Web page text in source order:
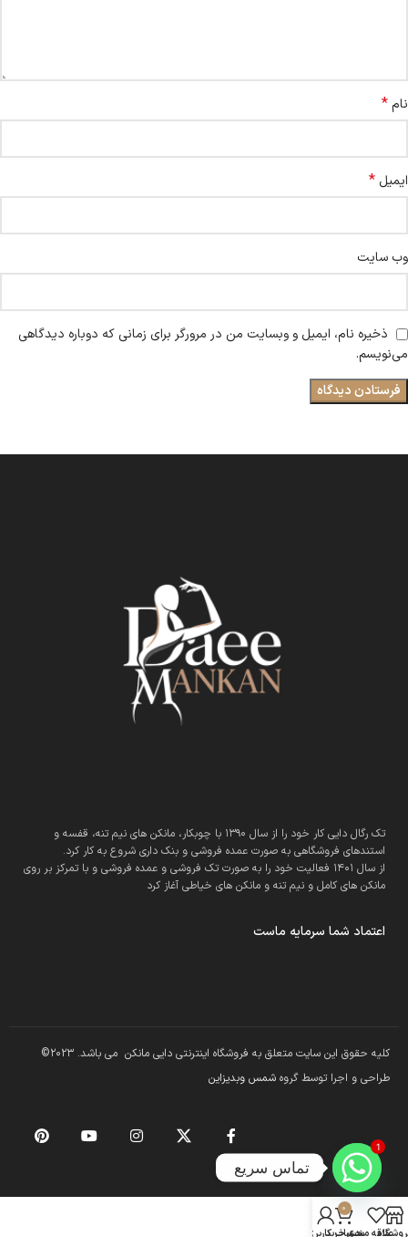
نام*
ایمیل *
وب‌ سایت
ذخیره نام، ایمیل و وبسایت من در مرورگر برای زمانی که دوباره دیدگاهی
می‌نویسم.
تک رگال دایی کار خود را از سال 1390 با چوبکار، مانکن های نیم تنه، قفسه و
استندهای فروشگاهی به صورت عمده فروشی و بنک داری شروع به کار کرد.
از سال 1401 فعالیت خود را به صورت تک فروشی و عمده فروشی و با تمرکز بر روی
مانکن های کامل و نیم تنه و مانکن های خیاطی آغاز کرد
اعتماد شما سرمایه ماست
کلیه حقوق این سایت متعلق به فروشگاه اینترنتی دایی مانکن می باشد. 2023©
طراحی و اجرا توسط گروه شمس وبدیزاین
علاقه مندی
0
سبد خرید
حساب کاربری من
تماس سریع